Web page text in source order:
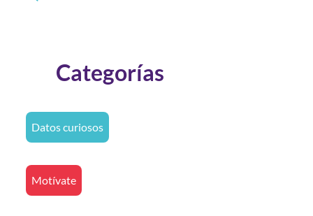
Categorías
Datos curiosos
Motívate